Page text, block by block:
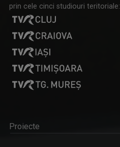
prin cele cinci studiouri teritoriale:
Proiecte